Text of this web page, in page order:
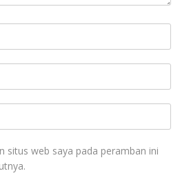
situs web saya pada peramban ini